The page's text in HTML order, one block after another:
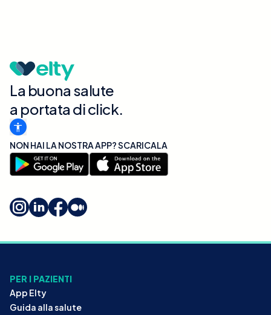
La buona salute
a portata di click.
NON HAI LA NOSTRA APP? SCARICALA
PER I PAZIENTI
App Elty
Guida alla salute